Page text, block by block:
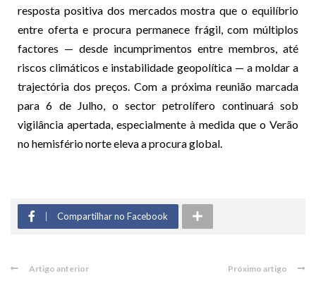
resposta positiva dos mercados mostra que o equilíbrio
entre oferta e procura permanece frágil, com múltiplos
factores — desde incumprimentos entre membros, até
riscos climáticos e instabilidade geopolítica — a moldar a
trajectória dos preços. Com a próxima reunião marcada
para 6 de Julho, o sector petrolífero continuará sob
vigilância apertada, especialmente à medida que o Verão
no hemisfério norte eleva a procura global.
Compartilhar no Facebook
Artigo anterior Próximo artigo